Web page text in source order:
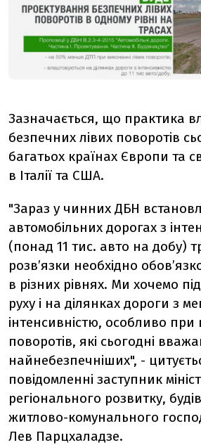
Зазначається, що практика
безпечних лівих поворотів
багатьох країнах Європи та
в Італії та США.
"Зараз у чинних ДБН
автомобільних дорогах з
(понад 11 тис. авто на добу)
розв’язки необхідно
в різних рівнях. Ми хочемо
руху і на ділянках дороги з
інтенсивністю, особливо при
поворотів, які сьогодні
найнебезпечніших", -
повідомленні заступник
регіонального розвитку,
житлово-комунального
Лев Парцхаладзе.